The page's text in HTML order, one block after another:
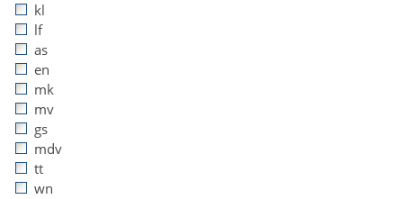
kl
lf
as
en
mk
mv
gs
mdv
tt
wn